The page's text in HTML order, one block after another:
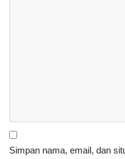
Simpan nama, email, dan